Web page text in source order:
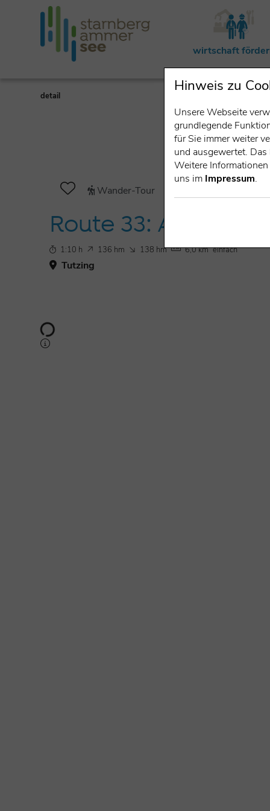
wirtschaft
detail
Wander-Tour
Route 33: Auf die
1:10 h 136 hm 138 hm 6,0 km einfach
Tutzing
Hinweis zu
Unsere Webseite
grundlegende
für Sie immer weiter
und ausgewertet.
Weitere
uns im Impressum.